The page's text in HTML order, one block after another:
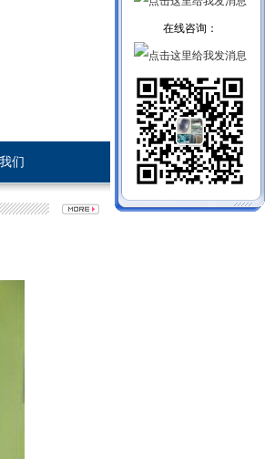
们
在线咨询：